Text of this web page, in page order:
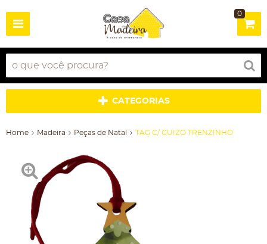
0
CATEGORIAS
Home Madeira Peças de Natal TAG C/ GUIZO TRENZINHO